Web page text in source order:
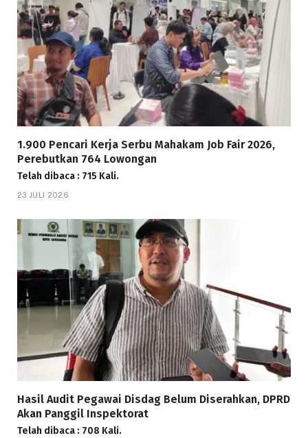
1.900 Pencari Kerja Serbu Mahakam Job Fair 2026,
Perebutkan 764 Lowongan
Telah dibaca : 715 Kali.
23 JULI 2026
Hasil Audit Pegawai Disdag Belum Diserahkan, DPRD
Akan Panggil Inspektorat
Telah dibaca : 708 Kali.